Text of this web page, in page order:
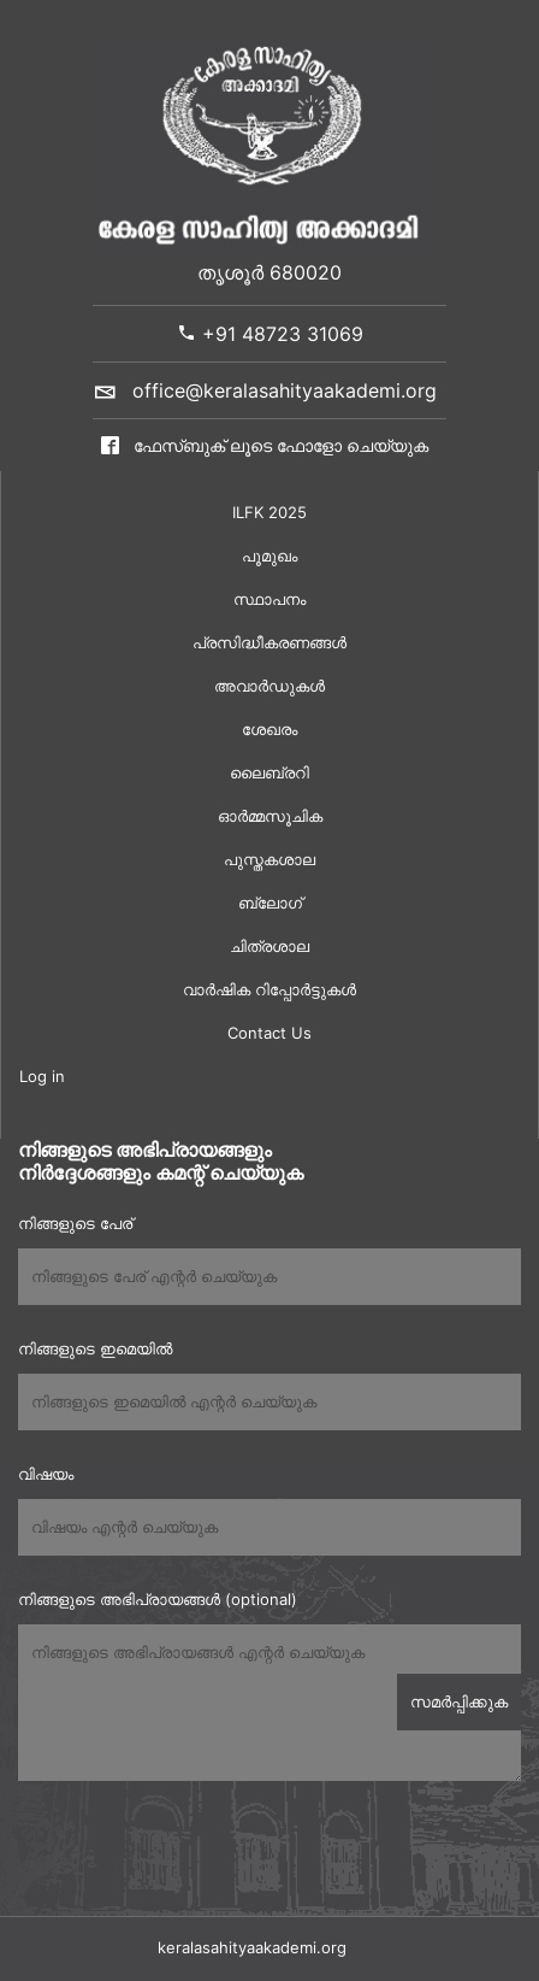
തൃശൂർ 680020
+91 48723 31069
office@keralasahityaakademi.org
ഫേസ്ബുക് ലൂടെ ഫോളോ ചെയ്യുക
ILFK 2025
പൂമുഖം
സ്ഥാപനം
പ്രസിദ്ധീകരണങ്ങൾ
അവാർഡുകൾ
ശേഖരം
ലൈബ്രറി
ഓർമ്മസൂചിക
പുസ്തകശാല
ബ്ലോഗ്
ചിത്രശാല
വാർഷിക റിപ്പോർട്ടുകൾ
Contact Us
Log in
നിങ്ങളുടെ അഭിപ്രായങ്ങളും
നിർദ്ദേശങ്ങളും കമന്റ് ചെയ്യുക
നിങ്ങളുടെ പേര്
നിങ്ങളുടെ ഇമെയിൽ
വിഷയം
നിങ്ങളുടെ അഭിപ്രായങ്ങൾ (optional)
keralasahityaakademi.org